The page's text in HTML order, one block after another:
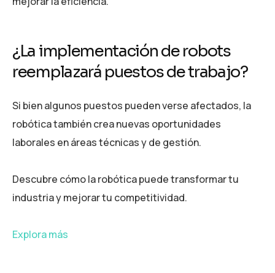
¿La implementación de robots
reemplazará puestos de trabajo?
Si bien algunos puestos pueden verse afectados, la
robótica también crea nuevas oportunidades
laborales en áreas técnicas y de gestión.
Descubre cómo la robótica puede transformar tu
industria y mejorar tu competitividad.
Explora más